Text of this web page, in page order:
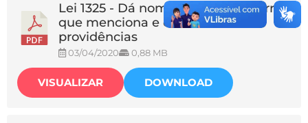
Lei 1325 - Dá nome de Rua no bairro
que menciona e dá outras
providências
03/04/2020 0,88 MB
VISUALIZAR DOWNLOAD